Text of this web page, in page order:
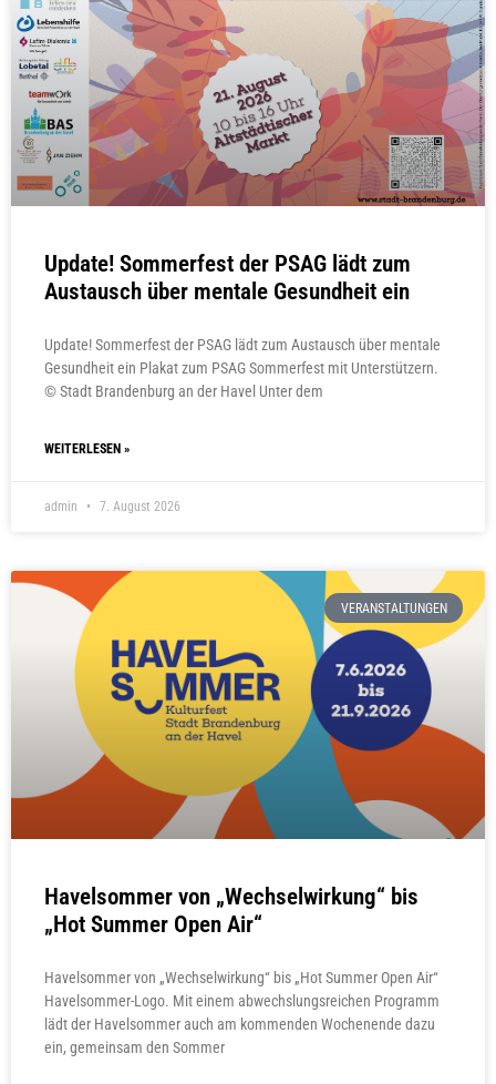
Update! Sommerfest der PSAG lädt zum
Austausch über mentale Gesundheit ein
Update! Sommerfest der PSAG lädt zum Austausch über mentale
Gesundheit ein Plakat zum PSAG Sommerfest mit Unterstützern.
© Stadt Brandenburg an der Havel Unter dem
WEITERLESEN »
admin 7. August 2026
VERANSTALTUNGEN
Havelsommer von „Wechselwirkung“ bis
„Hot Summer Open Air“
Havelsommer von „Wechselwirkung“ bis „Hot Summer Open Air“
Havelsommer-Logo. Mit einem abwechslungsreichen Programm
lädt der Havelsommer auch am kommenden Wochenende dazu
ein, gemeinsam den Sommer